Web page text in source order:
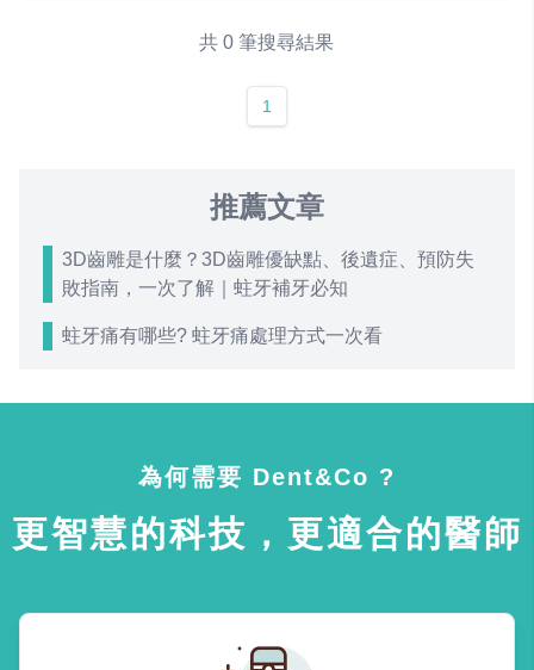
共 0 筆搜尋結果
1
推薦文章
3D齒雕是什麼？3D齒雕優缺點、後遺症、預防失
敗指南，一次了解｜蛀牙補牙必知
蛀牙痛有哪些? 蛀牙痛處理方式一次看
為何需要 Dent&Co ?
更智慧的科技，更適合的醫師